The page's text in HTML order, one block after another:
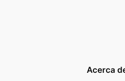
Acerca